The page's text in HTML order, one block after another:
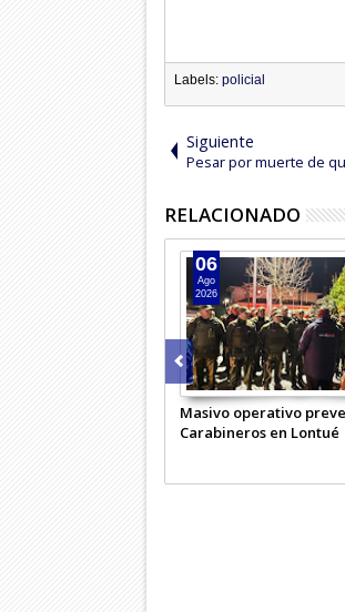
Labels: policial
Siguiente
Pesar por muerte de
RELACIONADO
Masivo operativo
Carabineros en Lontué
06
Ago
2026